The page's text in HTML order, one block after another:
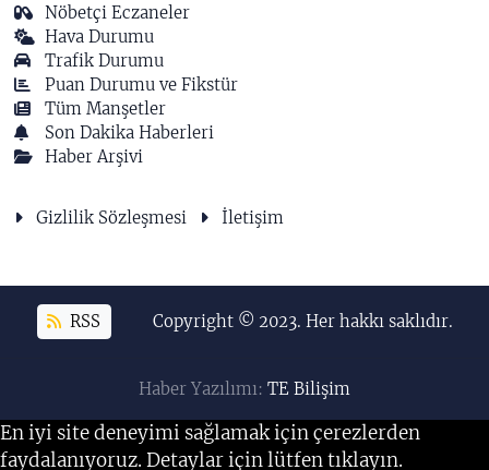
Nöbetçi Eczaneler
Hava Durumu
Trafik Durumu
Puan Durumu ve Fikstür
Tüm Manşetler
Son Dakika Haberleri
Haber Arşivi
Gizlilik Sözleşmesi İletişim
RSS Copyright © 2023. Her hakkı saklıdır.
Haber Yazılımı: TE Bilişim
En iyi site deneyimi sağlamak için çerezlerden
faydalanıyoruz. Detaylar için lütfen tıklayın.